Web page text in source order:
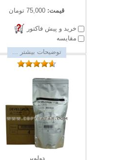
قیمت: 75,000 تومان
خرید و پیش فاکتور
مقایسه
توضیحات بیشتر ...
دولوپر